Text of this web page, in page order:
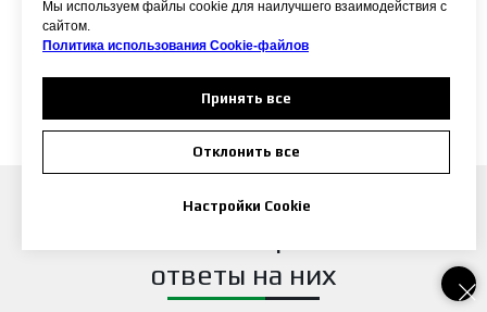
ответы на них
Мы используем файлы cookie для наилучшего взаимодействия с
сайтом.
Политика использования Сookie-файлов
Принять все
Отклонить все
Настройки Cookie